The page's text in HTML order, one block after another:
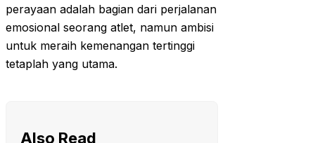
perayaan adalah bagian dari perjalanan
emosional seorang atlet, namun ambisi
untuk meraih kemenangan tertinggi
tetaplah yang utama.
Also Read